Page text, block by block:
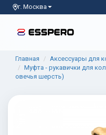
г. Москва
Главная Аксессуары для
Муфта - рукавички для
овечья шерсть)